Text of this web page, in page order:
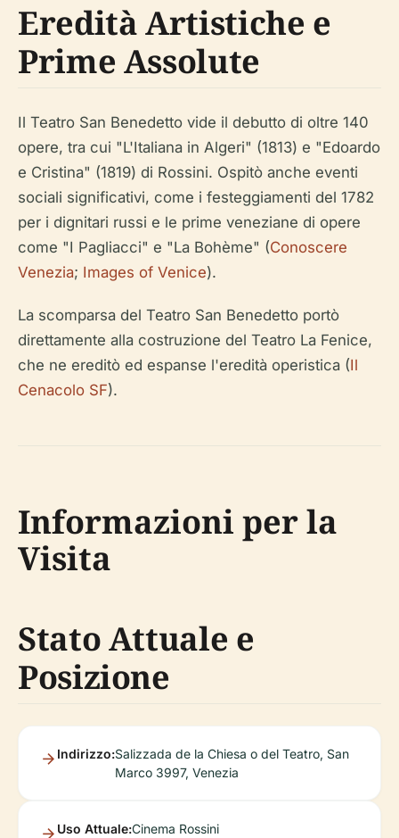
Eredità Artistiche e
Prime Assolute
Il Teatro San Benedetto vide il debutto di oltre 140
opere, tra cui "L'Italiana in Algeri" (1813) e "Edoardo
e Cristina" (1819) di Rossini. Ospitò anche eventi
sociali significativi, come i festeggiamenti del 1782
per i dignitari russi e le prime veneziane di opere
come "I Pagliacci" e "La Bohème" (Conoscere
Venezia; Images of Venice).
La scomparsa del Teatro San Benedetto portò
direttamente alla costruzione del Teatro La Fenice,
che ne ereditò ed espanse l'eredità operistica (Il
Cenacolo SF).
Informazioni per la
Visita
Stato Attuale e
Posizione
Indirizzo:Salizzada de la Chiesa o del Teatro, San
Marco 3997, Venezia
Uso Attuale:Cinema Rossini